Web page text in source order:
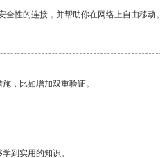
性的连接，并帮助你在网络上自由移动。
，比如增加双重验证。
到实用的知识。